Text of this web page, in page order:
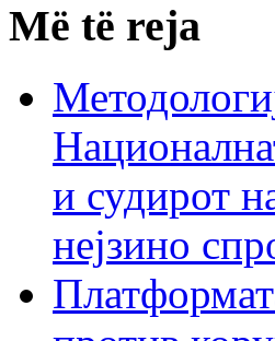
Më të reja
и судирот
нејзино